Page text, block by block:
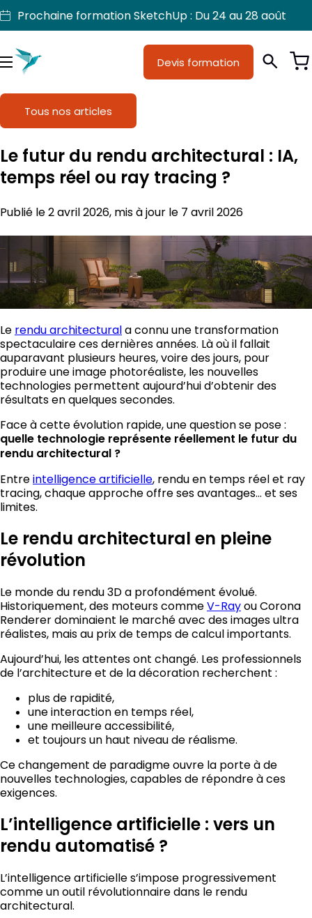
Aller
au
contenu
Prochaine formation SketchUp : Du 24 au 28 août
MenuJe suis
Licences SketchUp
Nos produits
Devis formation
Tous nos articles
Le futur du rendu architectural : IA,
temps réel ou ray tracing ?
Publié le 2 avril 2026, mis à jour le 7 avril 2026
Le rendu architectural a connu une transformation
spectaculaire ces dernières années. Là où il fallait
auparavant plusieurs heures, voire des jours, pour
produire une image photoréaliste, les nouvelles
technologies permettent aujourd’hui d’obtenir des
résultats en quelques secondes.
Face à cette évolution rapide, une question se pose :
quelle technologie représente réellement le futur du
rendu architectural ?
Entre intelligence artificielle, rendu en temps réel et ray
tracing, chaque approche offre ses avantages… et ses
limites.
Le rendu architectural en pleine
révolution
Le monde du rendu 3D a profondément évolué.
Historiquement, des moteurs comme V-Ray ou Corona
Renderer dominaient le marché avec des images ultra
réalistes, mais au prix de temps de calcul importants.
Aujourd’hui, les attentes ont changé. Les professionnels
de l’architecture et de la décoration recherchent :
plus de rapidité,
une interaction en temps réel,
une meilleure accessibilité,
et toujours un haut niveau de réalisme.
Ce changement de paradigme ouvre la porte à de
nouvelles technologies, capables de répondre à ces
exigences.
L’intelligence artificielle : vers un
rendu automatisé ?
L’intelligence artificielle s’impose progressivement
comme un outil révolutionnaire dans le rendu
architectural.